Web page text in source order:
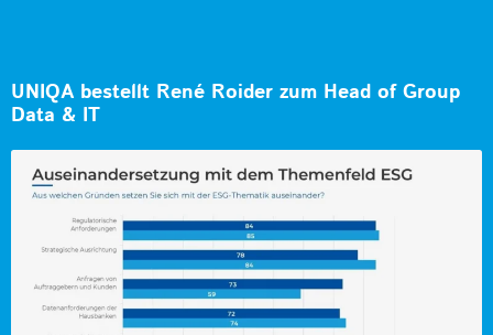
UNIQA bestellt René Roider zum Head of Group
Data & IT